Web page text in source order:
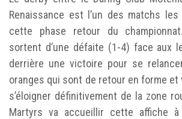
Renaissance est l’un des matchs
cette phase retour du
sortent d’une défaite (1-4) face aux
derrière une victoire pour se
oranges qui sont de retour en forme
s’éloigner définitivement de la zone
Martyrs va accueillir cette affiche